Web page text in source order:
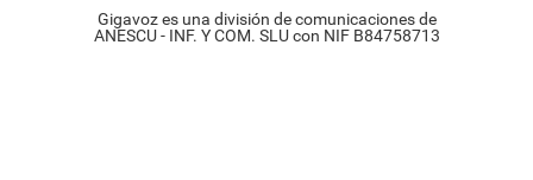
Gigavoz es una división de comunicaciones de
ANESCU - INF. Y COM. SLU con NIF B84758713